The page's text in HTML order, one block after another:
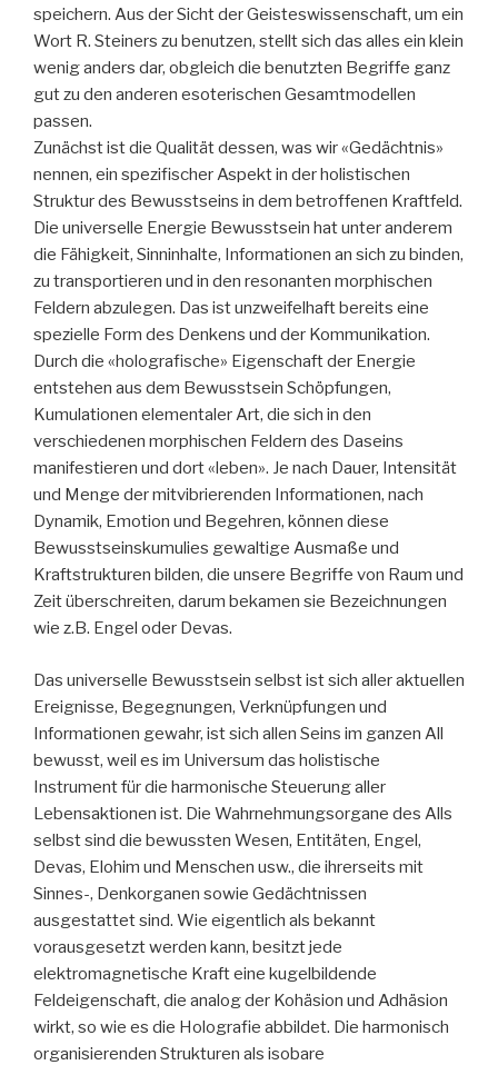
speichern. Aus der Sicht der Geisteswissenschaft, um ein
Wort R. Steiners zu benutzen, stellt sich das alles ein klein
wenig anders dar, obgleich die benutzten Begriffe ganz
gut zu den anderen esoterischen Gesamtmodellen
passen.
Zunächst ist die Qualität dessen, was wir «Gedächtnis»
nennen, ein spezifischer Aspekt in der holistischen
Struktur des Bewusstseins in dem betroffenen Kraftfeld.
Die universelle Energie Bewusstsein hat unter anderem
die Fähigkeit, Sinninhalte, Informationen an sich zu binden,
zu transportieren und in den resonanten morphischen
Feldern abzulegen. Das ist unzweifelhaft bereits eine
spezielle Form des Denkens und der Kommunikation.
Durch die «holografische» Eigenschaft der Energie
entstehen aus dem Bewusstsein Schöpfungen,
Kumulationen elementaler Art, die sich in den
verschiedenen morphischen Feldern des Daseins
manifestieren und dort «leben». Je nach Dauer, Intensität
und Menge der mitvibrierenden Informationen, nach
Dynamik, Emotion und Begehren, können diese
Bewusstseinskumulies gewaltige Ausmaße und
Kraftstrukturen bilden, die unsere Begriffe von Raum und
Zeit überschreiten, darum bekamen sie Bezeichnungen
wie z.B. Engel oder Devas.
Das universelle Bewusstsein selbst ist sich aller aktuellen
Ereignisse, Begegnungen, Verknüpfungen und
Informationen gewahr, ist sich allen Seins im ganzen All
bewusst, weil es im Universum das holistische
Instrument für die harmonische Steuerung aller
Lebensaktionen ist. Die Wahrnehmungsorgane des Alls
selbst sind die bewussten Wesen, Entitäten, Engel,
Devas, Elohim und Menschen usw., die ihrerseits mit
Sinnes-, Denkorganen sowie Gedächtnissen
ausgestattet sind. Wie eigentlich als bekannt
vorausgesetzt werden kann, besitzt jede
elektromagnetische Kraft eine kugelbildende
Feldeigenschaft, die analog der Kohäsion und Adhäsion
wirkt, so wie es die Holografie abbildet. Die harmonisch
organisierenden Strukturen als isobare